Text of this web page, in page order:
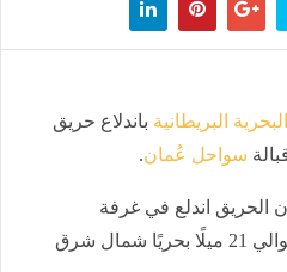
البريطانية باندلاع حريق
سواحل عُمان.
الحريق اندلع في غرفة
محركات الناقلة، على بُعد حوالي 21 ميلًا بحريًا شمال شرق